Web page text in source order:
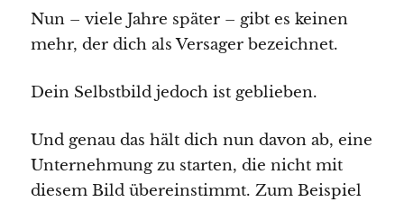
Nun – viele Jahre später – gibt es keinen
mehr, der dich als Versager bezeichnet.
Dein Selbstbild jedoch ist geblieben.
Und genau das hält dich nun davon ab, eine
Unternehmung zu starten, die nicht mit
diesem Bild übereinstimmt. Zum Beispiel